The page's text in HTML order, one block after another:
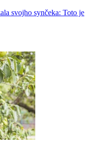
svojho synčeka: Toto je